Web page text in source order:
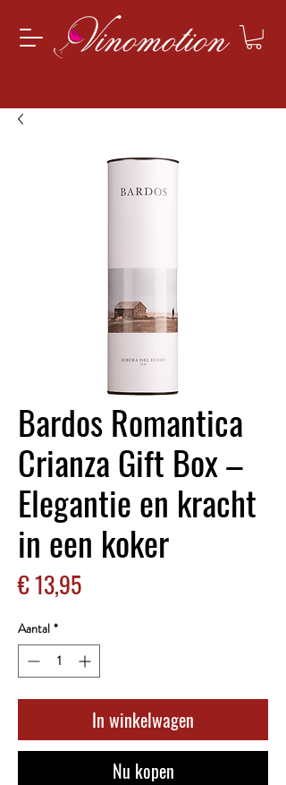
Bardos Romantica
Crianza Gift Box –
Elegantie en kracht
in een koker
€ 13,95Prijs
Aantal *
In winkelwagen
Nu kopen